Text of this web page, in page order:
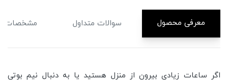
معرفی محصول سوالات متداول مشخصات
اگر ساعات زیادی بیرون از منزل هستید یا به دنبال نیم بوتی